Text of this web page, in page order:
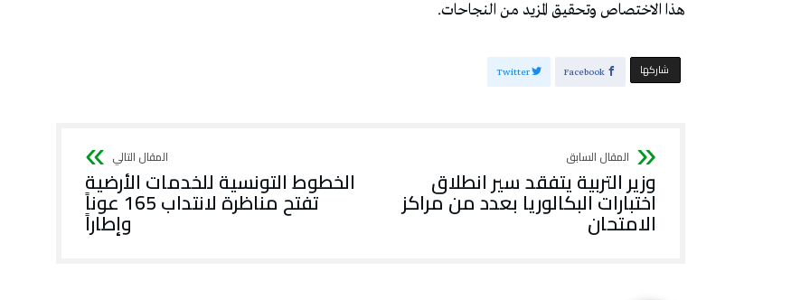
هذا الاختصاص وتحقيق المزيد من النجاحات.
‫‫ شاركها‬ Facebook
Twitter
وزير التربية يتفقد سير انطلاق
اختبارات البكالوريا بعدد من مراكز
الامتحان
الخطوط التونسية للخدمات الأرضية
تفتح مناظرة لانتداب 165 عوناً
وإطاراً